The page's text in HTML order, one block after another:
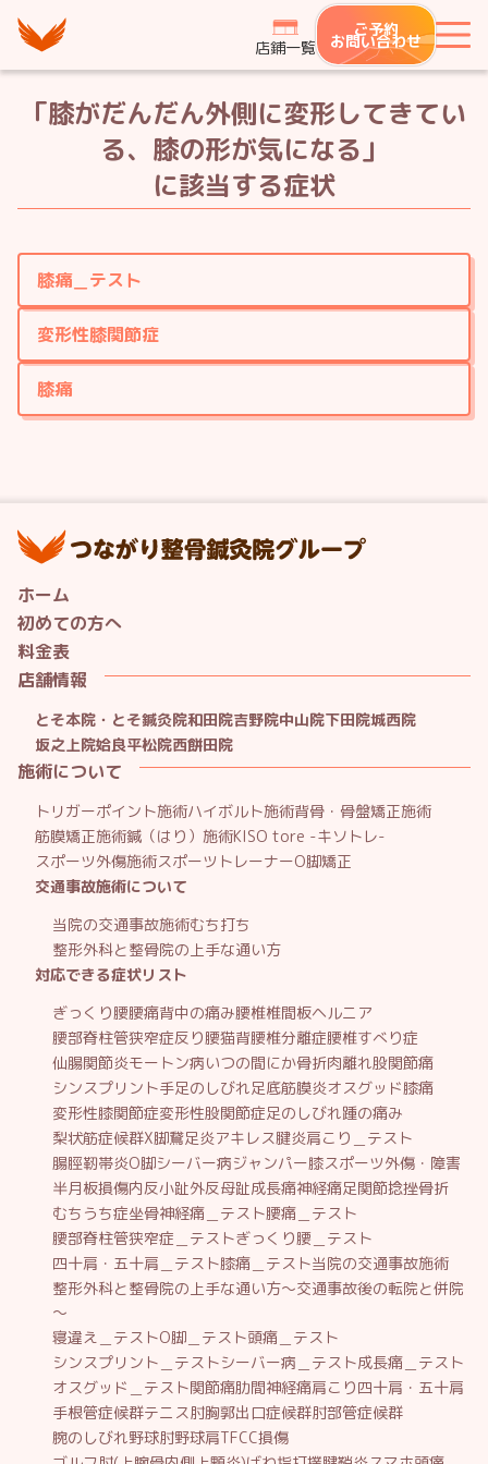
つながり整骨鍼灸院グループ
店鋪一覧
ご予約
お問い合わせ
「膝がだんだん外側に変形してきてい
る、膝の形が気になる」
に該当する症状
膝痛＿テスト
変形性膝関節症
膝痛
ホーム
初めての方へ
料金表
店舗情報
とそ本院・とそ鍼灸院和田院吉野院中山院下田院城西院
坂之上院姶良平松院西餅田院
施術について
トリガーポイント施術ハイボルト施術背骨・骨盤矯正施術
筋膜矯正施術鍼（はり）施術KISO tore -キソトレ-
スポーツ外傷施術スポーツトレーナーO脚矯正
交通事故施術について
当院の交通事故施術むち打ち
整形外科と整骨院の上手な通い方
対応できる症状リスト
ぎっくり腰腰痛背中の痛み腰椎椎間板ヘルニア
腰部脊柱管狭窄症反り腰猫背腰椎分離症腰椎すべり症
仙腸関節炎モートン病いつの間にか骨折肉離れ股関節痛
シンスプリント手足のしびれ足底筋膜炎オスグッド膝痛
変形性膝関節症変形性股関節症足のしびれ踵の痛み
梨状筋症候群X脚鵞足炎アキレス腱炎肩こり＿テスト
腸脛靭帯炎O脚シーバー病ジャンパー膝スポーツ外傷・障害
半月板損傷内反小趾外反母趾成長痛神経痛足関節捻挫骨折
むちうち症坐骨神経痛＿テスト腰痛＿テスト
腰部脊柱管狭窄症＿テストぎっくり腰＿テスト
四十肩・五十肩＿テスト膝痛＿テスト当院の交通事故施術
整形外科と整骨院の上手な通い方～交通事故後の転院と併院
～
寝違え＿テストO脚＿テスト頭痛＿テスト
シンスプリント＿テストシーバー病＿テスト成長痛＿テスト
オスグッド＿テスト関節痛肋間神経痛肩こり四十肩・五十肩
手根管症候群テニス肘胸郭出口症候群肘部管症候群
腕のしびれ野球肘野球肩TFCC損傷